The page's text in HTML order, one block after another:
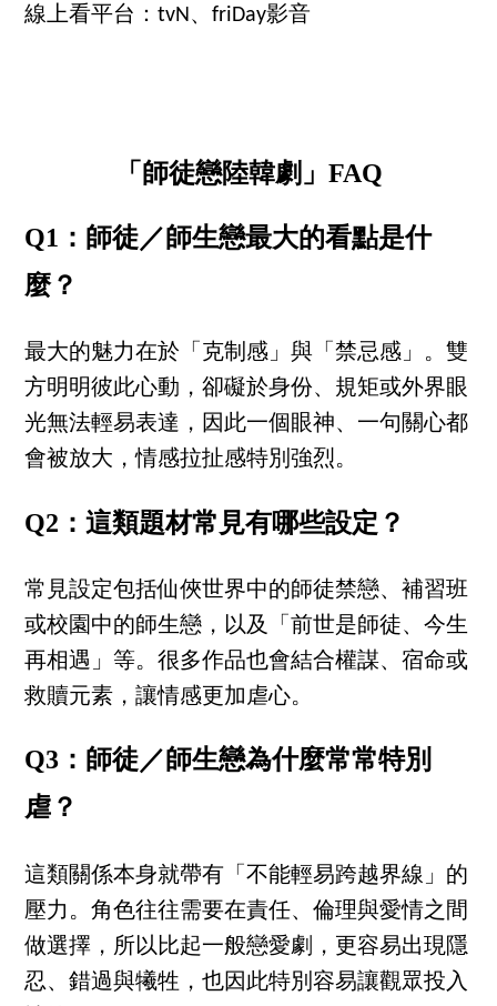
線上看平台：tvN、friDay影音
「師徒戀陸韓劇」FAQ
Q1：師徒／師生戀最大的看點是什
麼？
最大的魅力在於「克制感」與「禁忌感」。雙
方明明彼此心動，卻礙於身份、規矩或外界眼
光無法輕易表達，因此一個眼神、一句關心都
會被放大，情感拉扯感特別強烈。
Q2：這類題材常見有哪些設定？
常見設定包括仙俠世界中的師徒禁戀、補習班
或校園中的師生戀，以及「前世是師徒、今生
再相遇」等。很多作品也會結合權謀、宿命或
救贖元素，讓情感更加虐心。
Q3：師徒／師生戀為什麼常常特別
虐？
這類關係本身就帶有「不能輕易跨越界線」的
壓力。角色往往需要在責任、倫理與愛情之間
做選擇，所以比起一般戀愛劇，更容易出現隱
忍、錯過與犧牲，也因此特別容易讓觀眾投入